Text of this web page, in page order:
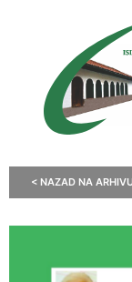
< NAZAD NA